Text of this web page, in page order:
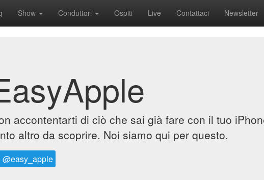
Show Conduttori Ospiti Live Contattaci Newsletter
accontentarti di ciò che sai già fare con il tuo
altro da scoprire. Noi siamo qui per questo.
@easy_apple